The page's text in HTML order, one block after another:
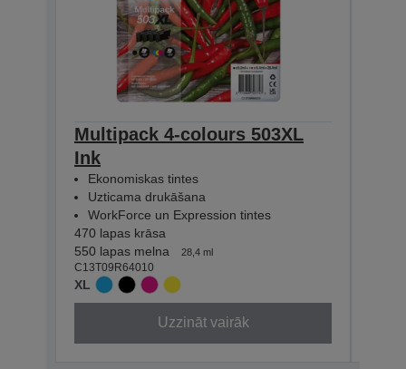
Multipack 4-colours 503XL
Ink
Ekonomiskas tintes
Uzticama drukāšana
WorkForce un Expression tintes
470 lapas krāsa
550 lapas melna
28,4 ml
C13T09R64010
XL
Uzzināt vairāk